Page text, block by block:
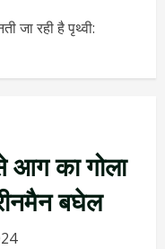
जा रही है पृथ्वी:
आग का गोला
बघेल